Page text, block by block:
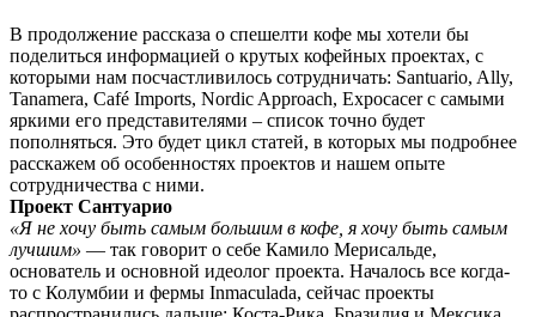
В продолжение рассказа о спешелти кофе мы хотели бы
поделиться информацией о крутых кофейных проектах, с
которыми нам посчастливилось сотрудничать: Santuario, Ally,
Tanamera, Café Imports, Nordic Approach, Expocacer с самыми
яркими его представителями – список точно будет
пополняться. Это будет цикл статей, в которых мы подробнее
расскажем об особенностях проектов и нашем опыте
сотрудничества с ними.
Проект Сантуарио
«Я не хочу быть самым большим в кофе, я хочу быть самым
лучшим» — так говорит о себе Камило Мерисальде,
основатель и основной идеолог проекта. Началось все когда-
то с Колумбии и фермы Inmaculada, сейчас проекты